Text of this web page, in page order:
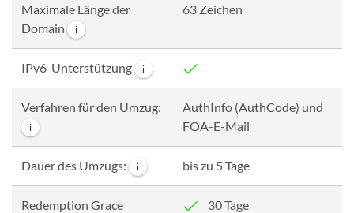
Maximale Länge der
Domain
i
63 Zeichen
IPv6-Unterstützung i
Verfahren für den Umzug:
i
AuthInfo (AuthCode) und
FOA-E-Mail
Dauer des Umzugs: i bis zu 5 Tage
Redemption Grace
30 Tage